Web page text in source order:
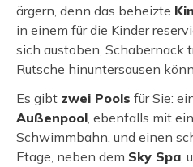
ärgern, denn das beheizte
in einem für die Kinder
sich austoben, Schabernack
Rutsche hinuntersausen
Es gibt zwei Pools für Sie:
Außenpool, ebenfalls mit
Schwimmbahn, und einen
Etage, neben dem Sky Spa,